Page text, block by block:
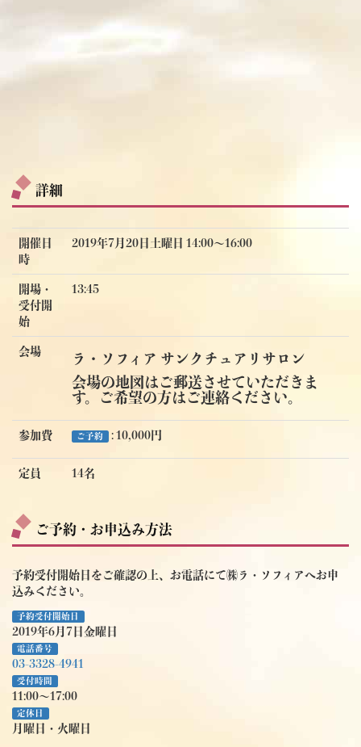
詳細
開催日
時
2019年7月20日土曜日 14:00〜16:00
開場・
受付開
始
13:45
会場
ラ・ソフィア サンクチュアリサロン
会場の地図はご郵送させていただきま
す。ご希望の方はご連絡ください。
参加費 ご予約 : 10,000円
定員 14名
ご予約・お申込み方法
予約受付開始日をご確認の上、お電話にて㈱ラ・ソフィアへお申
込みください。
予約受付開始日
2019年6月7日金曜日
電話番号
03-3328-4941
受付時間
11:00～17:00
定休日
月曜日・火曜日